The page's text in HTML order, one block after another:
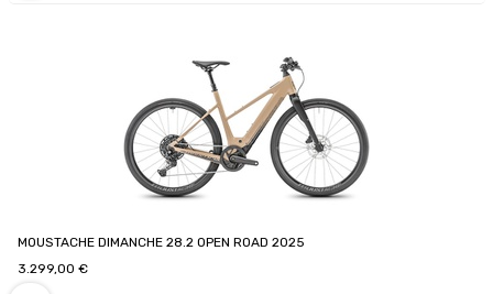
MOUSTACHE DIMANCHE 28.2 OPEN ROAD 2025
3.299,00 €